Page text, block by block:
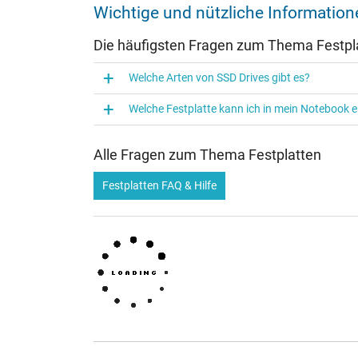
Wichtige und nützliche
Die häufigsten Fragen zum Thema
Welche Arten von SSD Drives gibt es?
Welche Festplatte kann ich in mein Notebook
Alle Fragen zum Thema Festplatten
Festplatten FAQ & Hilfe